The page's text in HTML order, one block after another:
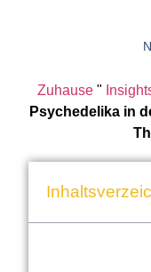
Zuhause"
Psychedelika in